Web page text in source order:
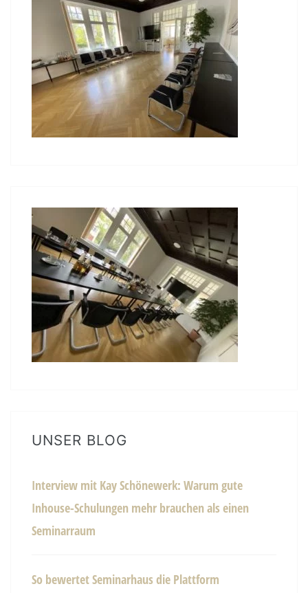
UNSER BLOG
Interview mit Kay Schönewerk: Warum gute
Inhouse-Schulungen mehr brauchen als einen
Seminarraum
So bewertet Seminarhaus die Plattform